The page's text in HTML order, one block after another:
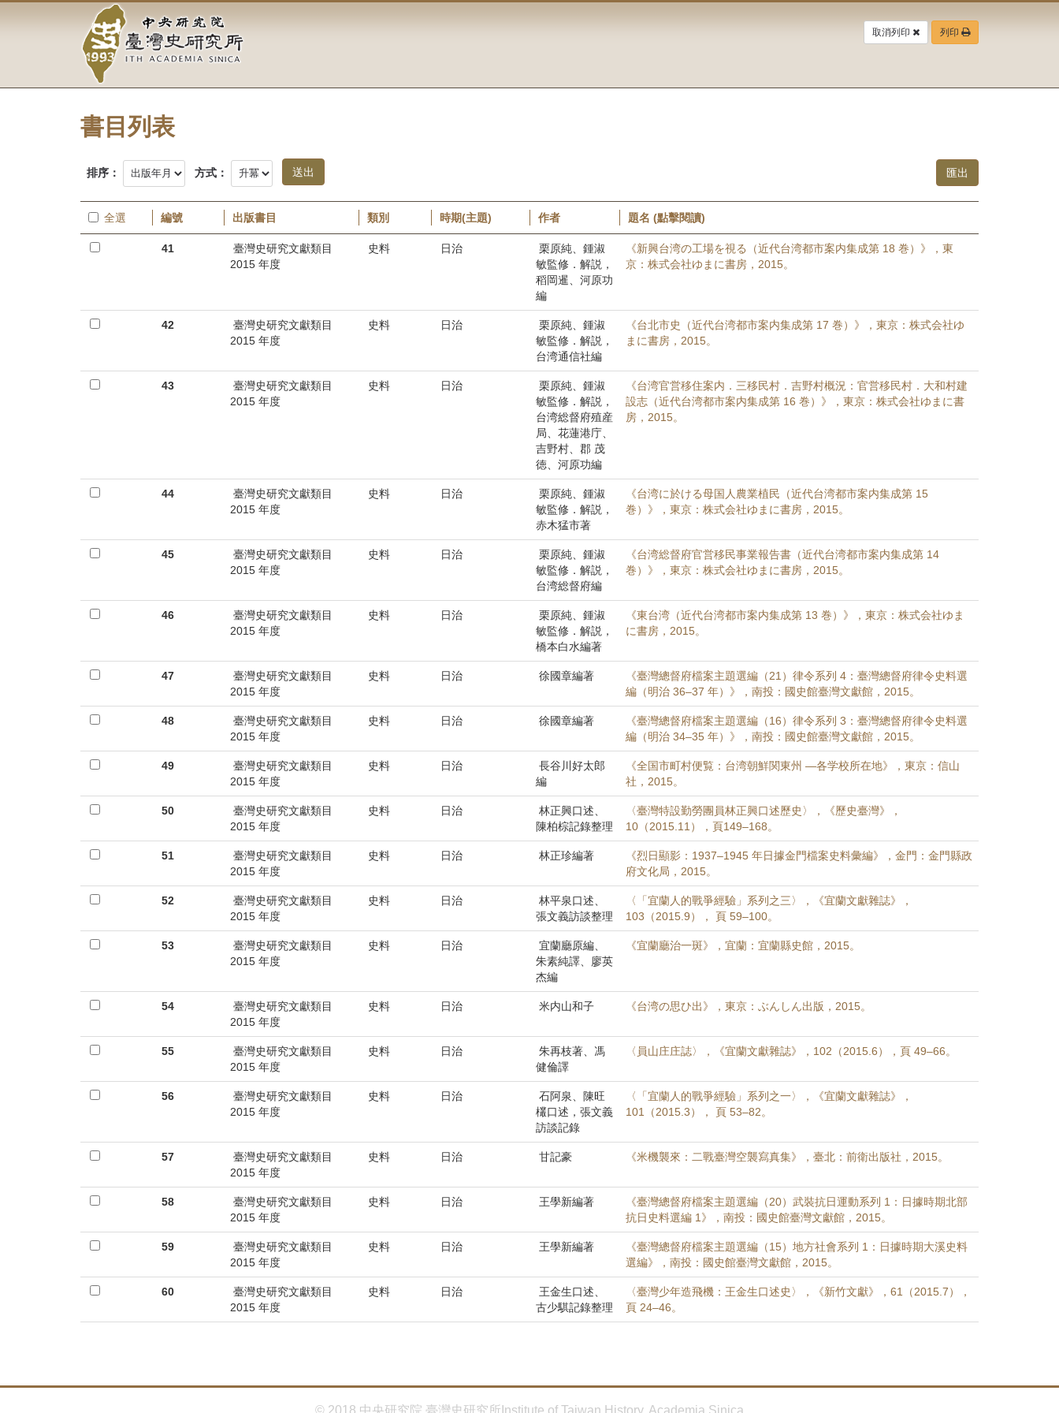
容
中
央
研
究
院-
臺
灣
史
研
所-
頁
取消列印 列印
書目列表
排序： 方式：
全選 編號 出版書目 類別 時期(主題) 作者 題名 (點擊閱讀)
41
臺灣史研究文獻類目
2015 年度
史料 日治
栗原純、鍾淑
敏監修．解説，
稻岡暹、河原功
編
《新興台湾の工場を視る（近代台湾都市案内集成第 18 巻）》，東
京：株式会社ゆまに書房，2015。
42
臺灣史研究文獻類目
2015 年度
史料 日治
栗原純、鍾淑
敏監修．解説，
台湾通信社編
《台北市史（近代台湾都市案内集成第 17 巻）》，東京：株式会社ゆ
まに書房，2015。
43
臺灣史研究文獻類目
2015 年度
史料 日治
栗原純、鍾淑
敏監修．解説，
台湾総督府殖産
局、花蓮港庁、
吉野村、郡 茂
徳、河原功編
《台湾官営移住案内．三移民村．吉野村概況：官営移民村．大和村建
設志（近代台湾都市案内集成第 16 巻）》，東京：株式会社ゆまに書
房，2015。
44
臺灣史研究文獻類目
2015 年度
史料 日治
栗原純、鍾淑
敏監修．解説，
赤木猛市著
《台湾に於ける母国人農業植民（近代台湾都市案内集成第 15
巻）》，東京：株式会社ゆまに書房，2015。
45
臺灣史研究文獻類目
2015 年度
史料 日治
栗原純、鍾淑
敏監修．解説，
台湾総督府編
《台湾総督府官営移民事業報告書（近代台湾都市案内集成第 14
巻）》，東京：株式会社ゆまに書房，2015。
46
臺灣史研究文獻類目
2015 年度
史料 日治
栗原純、鍾淑
敏監修．解説，
橋本白水編著
《東台湾（近代台湾都市案内集成第 13 巻）》，東京：株式会社ゆま
に書房，2015。
47
臺灣史研究文獻類目
2015 年度
史料 日治 徐國章編著
《臺灣總督府檔案主題選編（21）律令系列 4：臺灣總督府律令史料選
編（明治 36–37 年）》，南投：國史館臺灣文獻館，2015。
48
臺灣史研究文獻類目
2015 年度
史料 日治 徐國章編著
《臺灣總督府檔案主題選編（16）律令系列 3：臺灣總督府律令史料選
編（明治 34–35 年）》，南投：國史館臺灣文獻館，2015。
49
臺灣史研究文獻類目
2015 年度
史料 日治
長谷川好太郎
編
《全国市町村便覧：台湾朝鮮関東州 —各学校所在地》，東京：信山
社，2015。
50
臺灣史研究文獻類目
2015 年度
史料 日治
林正興口述、
陳柏棕記錄整理
〈臺灣特設勤勞團員林正興口述歷史〉，《歷史臺灣》，
10（2015.11），頁149–168。
51
臺灣史研究文獻類目
2015 年度
史料 日治 林正珍編著
《烈日顯影：1937–1945 年日據金門檔案史料彙編》，金門：金門縣政
府文化局，2015。
52
臺灣史研究文獻類目
2015 年度
史料 日治
林平泉口述、
張文義訪談整理
〈「宜蘭人的戰爭經驗」系列之三〉，《宜蘭文獻雜誌》，
103（2015.9）， 頁 59–100。
53
臺灣史研究文獻類目
2015 年度
史料 日治
宜蘭廳原編、
朱素純譯、廖英
杰編
《宜蘭廳治一斑》，宜蘭：宜蘭縣史館，2015。
54
臺灣史研究文獻類目
2015 年度
史料 日治 米内山和子 《台湾の思ひ出》，東京：ぶんしん出版，2015。
55
臺灣史研究文獻類目
2015 年度
史料 日治
朱再枝著、馮
健倫譯
〈員山庄庄誌〉，《宜蘭文獻雜誌》，102（2015.6），頁 49–66。
56
臺灣史研究文獻類目
2015 年度
史料 日治
石阿泉、陳旺
欉口述，張文義
訪談記錄
〈「宜蘭人的戰爭經驗」系列之一〉，《宜蘭文獻雜誌》，
101（2015.3）， 頁 53–82。
57
臺灣史研究文獻類目
2015 年度
史料 日治 甘記豪 《米機襲來：二戰臺灣空襲寫真集》，臺北：前衛出版社，2015。
58
臺灣史研究文獻類目
2015 年度
史料 日治 王學新編著
《臺灣總督府檔案主題選編（20）武裝抗日運動系列 1：日據時期北部
抗日史料選編 1》，南投：國史館臺灣文獻館，2015。
59
臺灣史研究文獻類目
2015 年度
史料 日治 王學新編著
《臺灣總督府檔案主題選編（15）地方社會系列 1：日據時期大溪史料
選編》，南投：國史館臺灣文獻館，2015。
60
臺灣史研究文獻類目
2015 年度
史料 日治
王金生口述、
古少騏記錄整理
〈臺灣少年造飛機：王金生口述史〉，《新竹文獻》，61（2015.7），
頁 24–46。
© 2018 中央研究院 臺灣史研究所Institute of Taiwan History, Academia Sinica